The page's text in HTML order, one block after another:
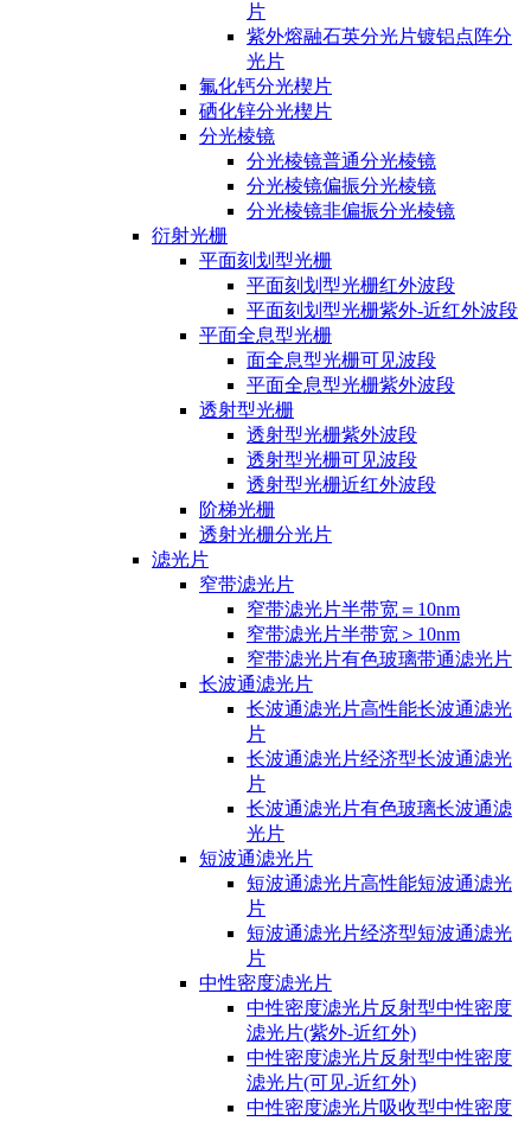
片
紫外熔融石英分光片镀铝点阵分
光片
氟化钙分光楔片
硒化锌分光楔片
分光棱镜
分光棱镜普通分光棱镜
分光棱镜偏振分光棱镜
分光棱镜非偏振分光棱镜
衍射光栅
平面刻划型光栅
平面刻划型光栅红外波段
平面刻划型光栅紫外-近红外波段
平面全息型光栅
面全息型光栅可见波段
平面全息型光栅紫外波段
透射型光栅
透射型光栅紫外波段
透射型光栅可见波段
透射型光栅近红外波段
阶梯光栅
透射光栅分光片
滤光片
窄带滤光片
窄带滤光片半带宽＝10nm
窄带滤光片半带宽＞10nm
窄带滤光片有色玻璃带通滤光片
长波通滤光片
长波通滤光片高性能长波通滤光
片
长波通滤光片经济型长波通滤光
片
长波通滤光片有色玻璃长波通滤
光片
短波通滤光片
短波通滤光片高性能短波通滤光
片
短波通滤光片经济型短波通滤光
片
中性密度滤光片
中性密度滤光片反射型中性密度
滤光片(紫外-近红外)
中性密度滤光片反射型中性密度
滤光片(可见-近红外)
中性密度滤光片吸收型中性密度